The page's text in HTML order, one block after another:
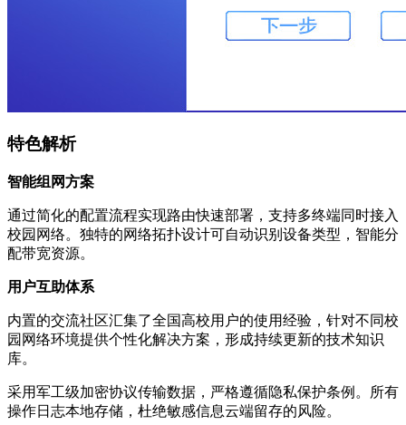
特色解析
智能组网方案
通过简化的配置流程实现路由快速部署，支持多终端同时接入
校园网络。独特的网络拓扑设计可自动识别设备类型，智能分
配带宽资源。
用户互助体系
内置的交流社区汇集了全国高校用户的使用经验，针对不同校
园网络环境提供个性化解决方案，形成持续更新的技术知识
库。
采用军工级加密协议传输数据，严格遵循隐私保护条例。所有
操作日志本地存储，杜绝敏感信息云端留存的风险。